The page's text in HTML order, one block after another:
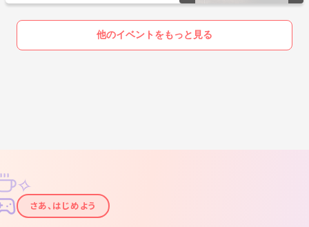
他のイベントをもっと見る
✦
✧
さあ、はじめよう